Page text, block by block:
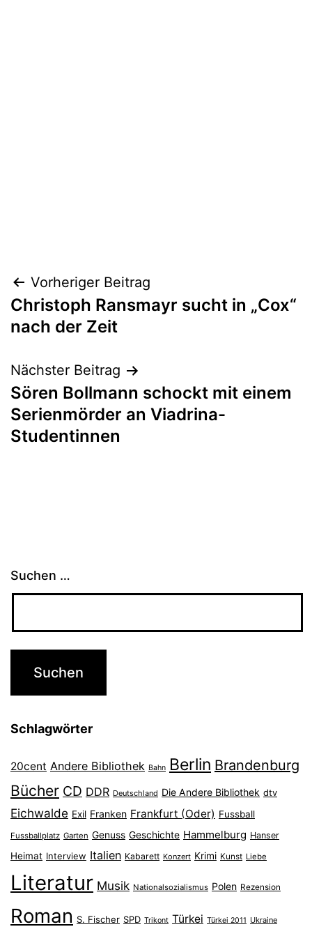
Beitragsnavigation
Vorheriger Beitrag
Christoph Ransmayr sucht in „Cox“
nach der Zeit
Nächster Beitrag
Sören Bollmann schockt mit einem
Serienmörder an Viadrina-
Studentinnen
Suchen …
Schlagwörter
20cent Andere Bibliothek Bahn Berlin Brandenburg
Bücher CD DDR Deutschland Die Andere Bibliothek dtv
Eichwalde Exil Franken Frankfurt (Oder) Fussball
Fussballplatz Garten Genuss Geschichte Hammelburg Hanser
Heimat Interview Italien Kabarett Konzert Krimi Kunst Liebe
Literatur Musik Nationalsozialismus Polen Rezension
Roman S. Fischer SPD Trikont Türkei Türkei 2011 Ukraine